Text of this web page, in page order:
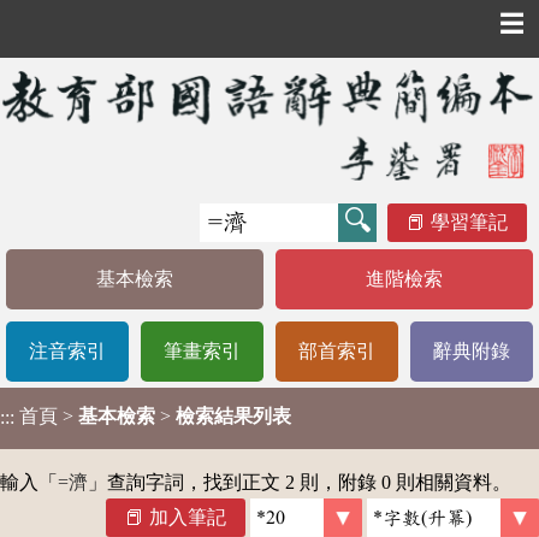
☰
學習筆記
基本檢索 進階檢索
注音索引 筆畫索引 部首索引 辭典附錄
::: 首頁 > 基本檢索 > 檢索結果列表
輸入「 =濟 」查詢字詞，找到正文 2 則，附錄 0 則相關資料。
加入筆記